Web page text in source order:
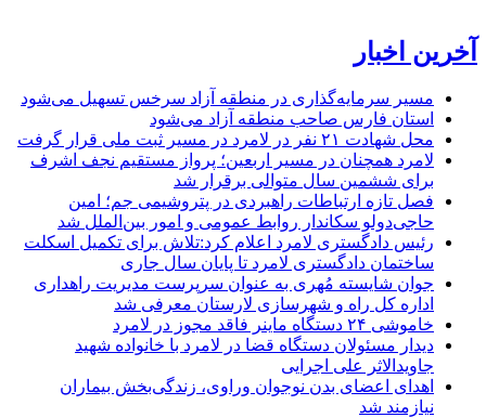
آخرین اخبار
مسیر سرمایه‌گذاری در منطقه آزاد سرخس تسهیل می‌شود
استان فارس صاحب منطقه آزاد می‌شود
محل شهادت ۲۱ نفر در لامرد در مسیر ثبت ملی قرار گرفت
لامرد همچنان در مسیر اربعین؛ پرواز مستقیم نجف اشرف
برای ششمین سال متوالی برقرار شد
فصل تازه ارتباطات راهبردی در پتروشیمی جم؛ امین
حاجی‌دولو سکاندار روابط عمومی و امور بین‌الملل شد
رئیس دادگستری لامرد اعلام کرد:تلاش برای تکمیل اسکلت
ساختمان دادگستری لامرد تا پایان سال جاری
جوان شایسته مُهری به عنوان سرپرست مدیریت راهداری
اداره کل راه و شهرسازی لارستان معرفی شد
خاموشی ۲۴ دستگاه ماینر فاقد مجوز در لامرد
دیدار مسئولان دستگاه قضا در لامرد با خانواده شهید
جاویدالاثر علی اجرایی
اهدای اعضای بدن نوجوان وراوی، زندگی‌بخش بیماران
نیازمند شد